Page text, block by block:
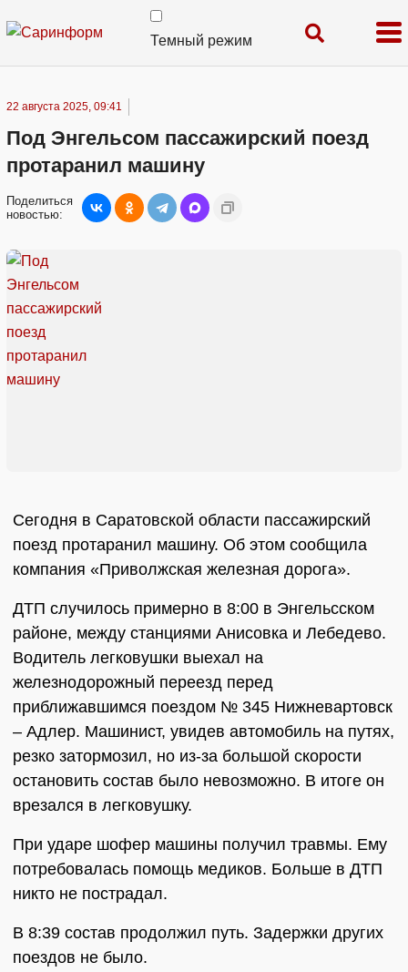
Темный режим
22 августа 2025, 09:41
Под Энгельсом пассажирский поезд
протаранил машину
Поделиться
новостью:
Сегодня в Саратовской области пассажирский
поезд протаранил машину. Об этом сообщила
компания «Приволжская железная дорога».
ДТП случилось примерно в 8:00 в Энгельсском
районе, между станциями Анисовка и Лебедево.
Водитель легковушки выехал на
железнодорожный переезд перед
приближавшимся поездом № 345 Нижневартовск
– Адлер. Машинист, увидев автомобиль на путях,
резко затормозил, но из-за большой скорости
остановить состав было невозможно. В итоге он
врезался в легковушку.
При ударе шофер машины получил травмы. Ему
потребовалась помощь медиков. Больше в ДТП
никто не пострадал.
В 8:39 состав продолжил путь. Задержки других
поездов не было.